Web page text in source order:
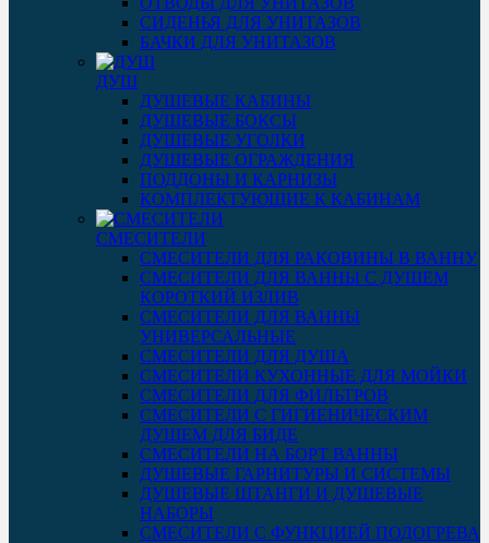
СИДЕНЬЯ ДЛЯ УНИТАЗОВ
БАЧКИ ДЛЯ УНИТАЗОВ
ДУШ
ДУШЕВЫЕ КАБИНЫ
ДУШЕВЫЕ БОКСЫ
ДУШЕВЫЕ УГОЛКИ
ДУШЕВЫЕ ОГРАЖДЕНИЯ
ПОДДОНЫ И КАРНИЗЫ
КОМПЛЕКТУЮЩИЕ К КАБИНАМ
СМЕСИТЕЛИ
СМЕСИТЕЛИ ДЛЯ РАКОВИНЫ В ВАННУ
СМЕСИТЕЛИ ДЛЯ ВАННЫ С ДУШЕМ
КОРОТКИЙ ИЗЛИВ
СМЕСИТЕЛИ ДЛЯ ВАННЫ
УНИВЕРСАЛЬНЫЕ
СМЕСИТЕЛИ ДЛЯ ДУША
СМЕСИТЕЛИ КУХОННЫЕ ДЛЯ МОЙКИ
СМЕСИТЕЛИ ДЛЯ ФИЛЬТРОВ
СМЕСИТЕЛИ С ГИГИЕНИЧЕСКИМ
ДУШЕМ ДЛЯ БИДЕ
СМЕСИТЕЛИ НА БОРТ ВАННЫ
ДУШЕВЫЕ ГАРНИТУРЫ И СИСТЕМЫ
ДУШЕВЫЕ ШТАНГИ И ДУШЕВЫЕ
НАБОРЫ
СМЕСИТЕЛИ С ФУНКЦИЕЙ ПОДОГРЕВА